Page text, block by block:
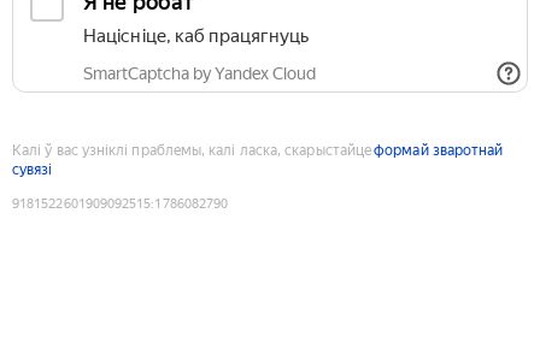
Націсніце, каб працягнуць
SmartCaptcha by Yandex Cloud
Калі ў вас узніклі праблемы, калі ласка, скарыстайцеформай зваротнай
сувязі
9181522601909092515:1786082790